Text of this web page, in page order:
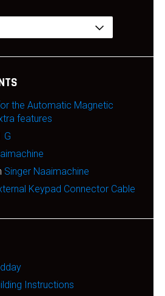
the Automatic Magnetic
features
G
Singer Naaimachine
Keypad Connector Cable
Instructions